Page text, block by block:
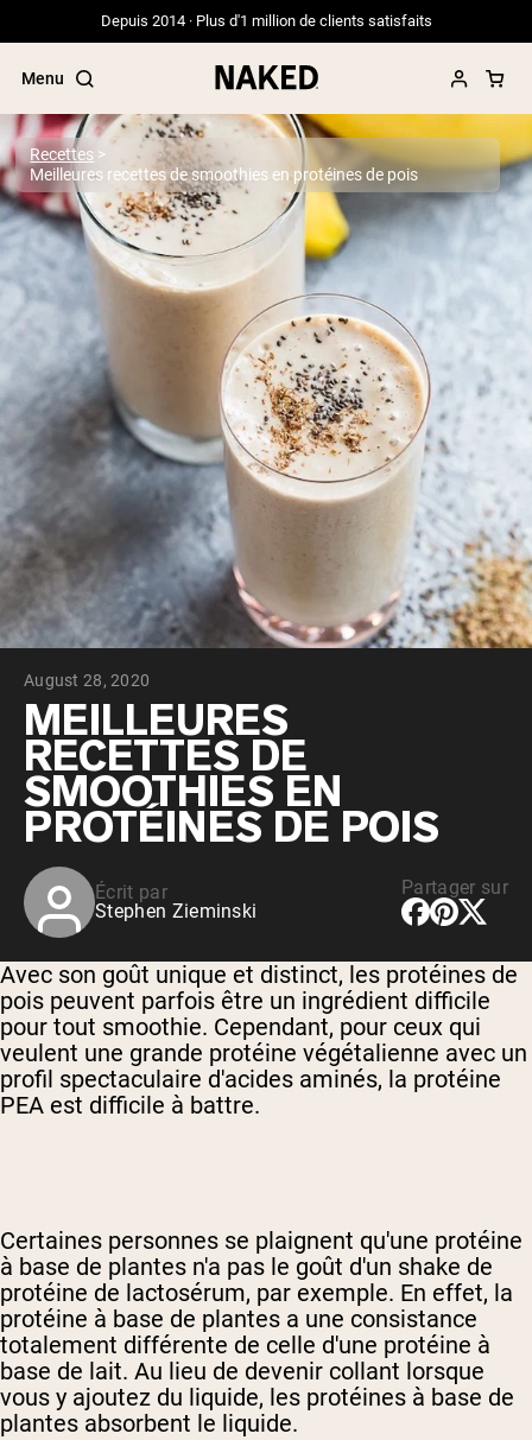
Depuis 2014 · Plus d'1 million de clients satisfaits
Menu
Termes de recherche populaires
”Protein Powder“
”Overnight Oats“
”Vegan protein“
”Collagen“
”Micellar Casein“
PROTÉINES EN POUDREMeilleure Vente
Protéine de pois
Protéine de Whey en Poudre
Peptides de collagène
Whey au chocolat issu de vaches
nourries à l'herbe
Whey de lait de vache nourrie à l'herbe à
la vanille
Whey de vache nourrie à l'herbe
Shop All Protéines En Poudre
PROTÉINES VÉGANES
Protéine de pois
Shop All Protéines Véganes
Recettes
Meilleures recettes de smoothies en protéines de pois
August 28, 2020
MEILLEURES
RECETTES DE
SMOOTHIES EN
PROTÉINES DE POIS
Écrit par
Stephen Zieminski
Partager sur
Avec son goût unique et distinct, les protéines de
pois peuvent parfois être un ingrédient difficile
pour tout smoothie. Cependant, pour ceux qui
veulent une grande protéine végétalienne avec un
profil spectaculaire d'acides aminés, la protéine
PEA est difficile à battre.
Certaines personnes se plaignent qu'une protéine
à base de plantes n'a pas le goût d'un shake de
protéine de lactosérum, par exemple. En effet, la
protéine à base de plantes a une consistance
totalement différente de celle d'une protéine à
base de lait. Au lieu de devenir collant lorsque
vous y ajoutez du liquide, les protéines à base de
plantes absorbent le liquide.